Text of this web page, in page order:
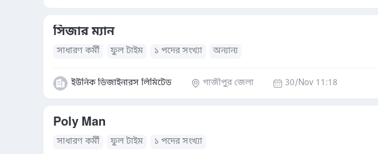
সিজার ম্যান
সাধারণ কর্মী ফুল টাইম ১ পদের সংখ্যা অন্যান্য
ইউনিক ডিজাইনারস লিমিটেড গাজীপুর জেলা 30/Nov 11:18
Poly Man
সাধারণ কর্মী ফুল টাইম ১ পদের সংখ্যা